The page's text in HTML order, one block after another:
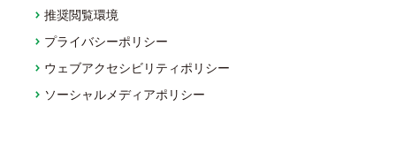
推奨閲覧環境
プライバシーポリシー
ウェブアクセシビリティポリシー
ソーシャルメディアポリシー